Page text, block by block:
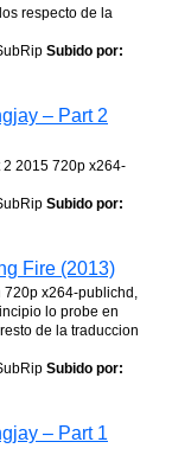
respecto de la
Subido por:
– Part 2
2015 720p x264-
Subido por:
Fire (2013)
720p x264-publichd,
lo probe en
de la traduccion
Subido por:
– Part 1